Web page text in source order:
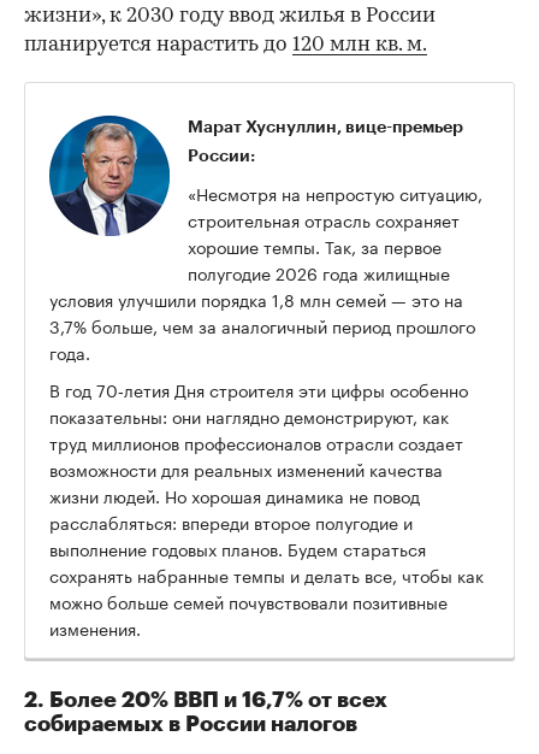
жизни», к 2030 году ввод жилья в России
планируется нарастить до 120 млн кв. м.
Марат Хуснуллин, вице-премьер
России:
«Несмотря на непростую ситуацию,
строительная отрасль сохраняет
хорошие темпы. Так, за первое
полугодие 2026 года жилищные
условия улучшили порядка 1,8 млн семей — это на
3,7% больше, чем за аналогичный период прошлого
года.
В год 70‑летия Дня строителя эти цифры особенно
показательны: они наглядно демонстрируют, как
труд миллионов профессионалов отрасли создает
возможности для реальных изменений качества
жизни людей. Но хорошая динамика не повод
расслабляться: впереди второе полугодие и
выполнение годовых планов. Будем стараться
сохранять набранные темпы и делать все, чтобы как
можно больше семей почувствовали позитивные
изменения.
2. Более 20% ВВП и 16,7% от всех
собираемых в России налогов